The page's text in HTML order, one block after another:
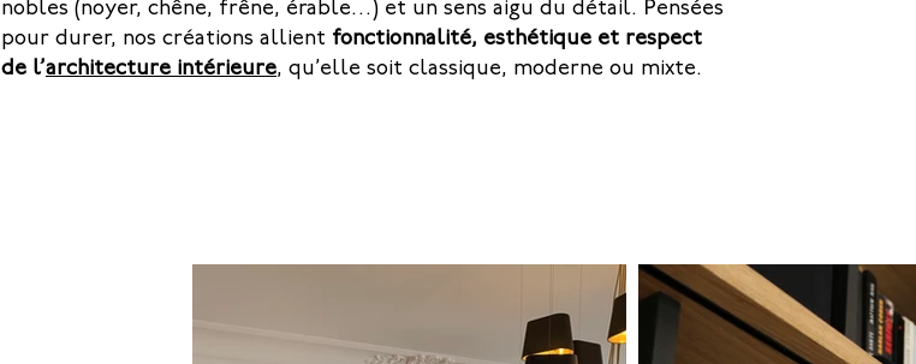
nobles (noyer, chêne, frêne, érable…) et un sens aigu du détail. Pensées
pour durer, nos créations allient fonctionnalité, esthétique et respect
de l’architecture intérieure, qu’elle soit classique, moderne ou mixte.